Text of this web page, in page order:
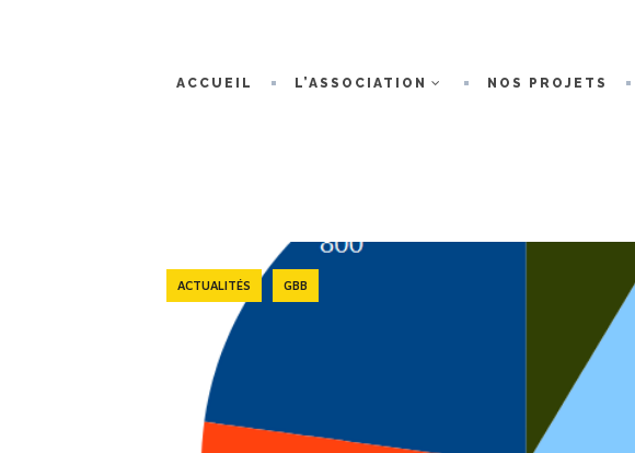
ACCUEIL L’ASSOCIATION NOS PROJETS
ACTUALITÉS GBB